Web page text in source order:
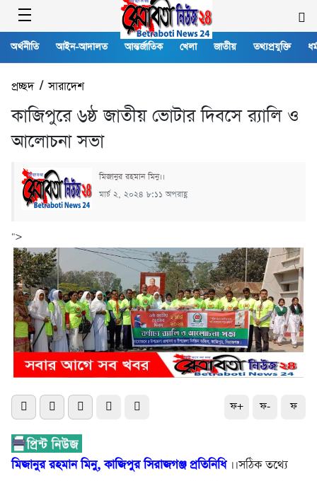
অর্থনীতি আইন-আদালত আন্তর্জাতিক খেলা জাতীয় তথ্যপ্রযুক্তি
প্রচ্ছদ/সারাদেশ
কাজিপুরে ৬ষ্ঠ জাতীয় ভোটার দিবসে র‍্যালি ও
আলোচনা সভা
মিজানুর রহমান মিনু।।
মার্চ ২, ২০২৪ ৮:১১ অপরাহ্ণ
">
ফ+ ফ- ফ
মিজানুর রহমান মিনু, কাজিপুর সিরাজগঞ্জ প্রতিনিধি ।।সঠিক তথ্যে